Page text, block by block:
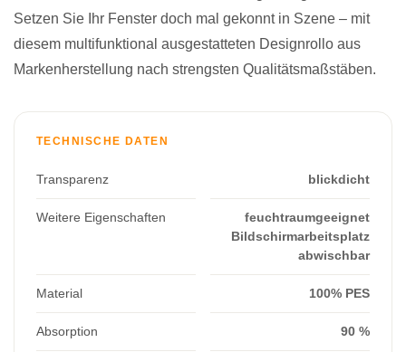
Setzen Sie Ihr Fenster doch mal gekonnt in Szene – mit
diesem multifunktional ausgestatteten Designrollo aus
Markenherstellung nach strengsten Qualitätsmaßstäben.
TECHNISCHE DATEN
Transparenz blickdicht
Weitere Eigenschaften
feuchtraumgeeignet
Bildschirmarbeitsplatz
abwischbar
Material 100% PES
Absorption 90 %